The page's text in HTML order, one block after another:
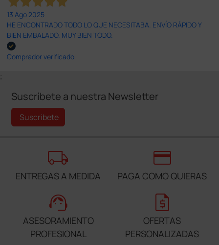
13 Ago 2025
HE ENCONTRADO TODO LO QUE NECESITABA. ENVÍO RÁPIDO Y
BIEN EMBALADO. MUY BIEN TODO.
Comprador verificado
;
Suscríbete a nuestra Newsletter
Suscríbete
local_shipping
ENTREGAS A MEDIDA
credit_card
PAGA COMO QUIERAS
support_agent
ASESORAMIENTO
PROFESIONAL
request_quote
OFERTAS
PERSONALIZADAS